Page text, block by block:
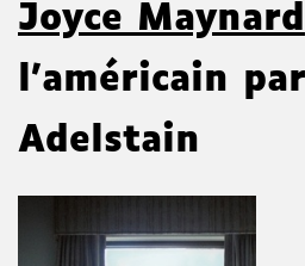
Joyce Maynard
l'américain
Adelstain